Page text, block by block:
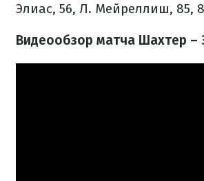
Элиас, 56, Л. Мейреллиш, 85,
Видеообзор матча Шахтер –